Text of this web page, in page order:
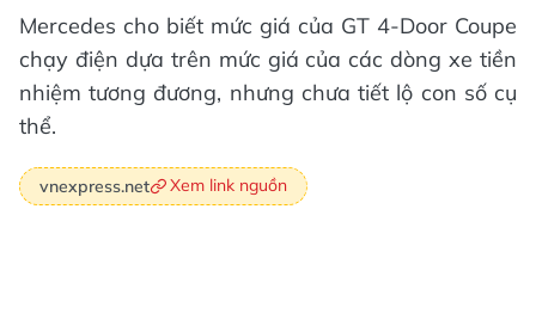
Mercedes cho biết mức giá của GT 4-Door Coupe
chạy điện dựa trên mức giá của các dòng xe tiền
nhiệm tương đương, nhưng chưa tiết lộ con số cụ
thể.
vnexpress.net Xem link nguồn